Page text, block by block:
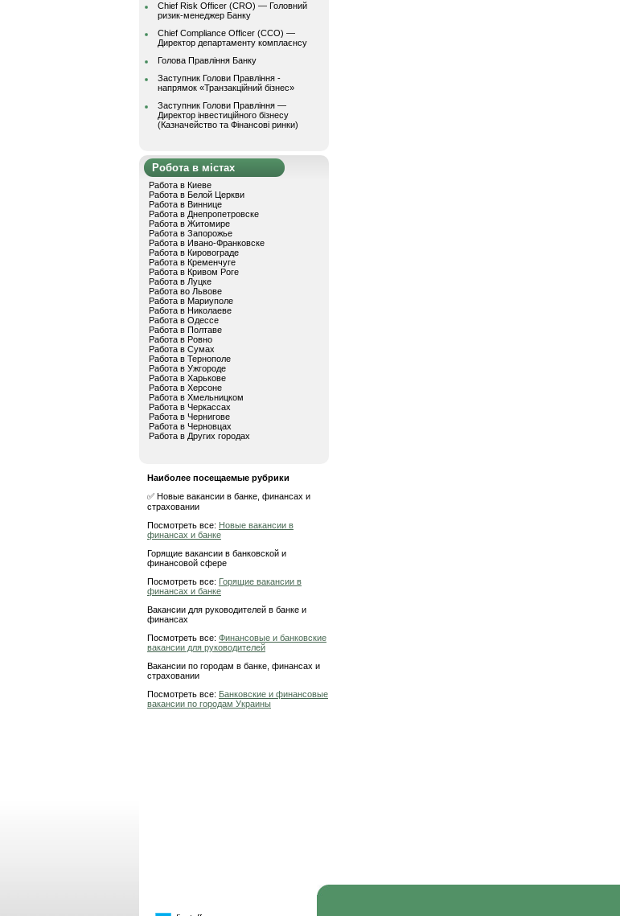
Chief Risk Officer (CRO) — Головний
ризик-менеджер Банку
Chief Compliance Officer (CCO) —
Директор департаменту комплаєнсу
Голова Правління Банку
Заступник Голови Правління -
напрямок «Транзакційний бізнес»
Заступник Голови Правління —
Директор інвестиційного бізнесу
(Казначейство та Фінансові ринки)
Робота в містах
Работа в Киеве
Работа в Белой Церкви
Работа в Виннице
Работа в Днепропетровске
Работа в Житомире
Работа в Запорожье
Работа в Ивано-Франковске
Работа в Кировограде
Работа в Кременчуге
Работа в Кривом Роге
Работа в Луцке
Работа во Львове
Работа в Мариуполе
Работа в Николаеве
Работа в Одессе
Работа в Полтаве
Работа в Ровно
Работа в Сумах
Работа в Тернополе
Работа в Ужгороде
Работа в Харькове
Работа в Херсоне
Работа в Хмельницком
Работа в Черкассах
Работа в Чернигове
Работа в Черновцах
Работа в Других городах
Наиболее посещаемые рубрики
✅ Новые вакансии в банке, финансах и
страховании
Посмотреть все: Новые вакансии в
финансах и банке
Горящие вакансии в банковской и
финансовой сфере
Посмотреть все: Горящие вакансии в
финансах и банке
Вакансии для руководителей в банке и
финансах
Посмотреть все: Финансовые и банковские
вакансии для руководителей
Вакансии по городам в банке, финансах и
страховании
Посмотреть все: Банковские и финансовые
вакансии по городам Украины